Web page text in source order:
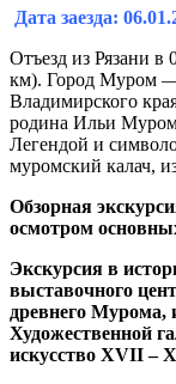
Дата заезда:
Отъезд из Рязани
км). Город Муром —
Владимирского
родина Ильи
Легендой и
муромский калач,
Обзорная
осмотром
Экскурсия в
выставочного
древнего Мурома,
Художественной
искусство XVII –